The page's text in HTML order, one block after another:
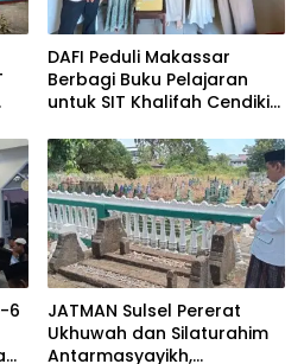
DAFI Peduli Makassar
Berbagi Buku Pelajaran
untuk SIT Khalifah Cendikia
Maros
6
JATMAN Sulsel Pererat
Ukhuwah dan Silaturahim
Antarmasyayikh,